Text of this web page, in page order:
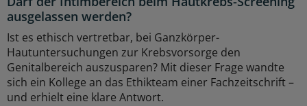
ausgelassen werden?
Ist es ethisch vertretbar, bei Ganzkörper-
Hautuntersuchungen zur Krebsvorsorge den
Genitalbereich auszusparen? Mit dieser Frage wandte
sich ein Kollege an das Ethikteam einer Fachzeitschrift –
und erhielt eine klare Antwort.